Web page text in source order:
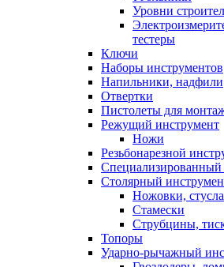
Уровни
тестеры
Ключи
Наборы инструментов
Напильники, надфили
Отвертки
Пистолеты для
Режущий инструмент
Ножи
Резьбонарезной
Специализированный
Столярный
Ножовки, стусла
Стамески
Струбцины,
Топоры
Ударно-рычажный